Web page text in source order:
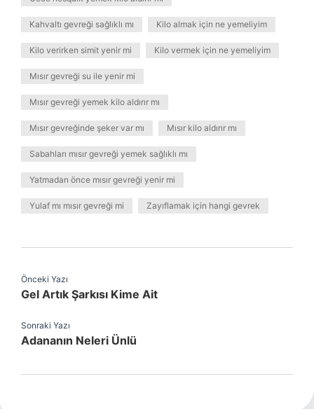
Kahvaltı gevreği sağlıklı mı Kilo almak için ne yemeliyim
Kilo verirken simit yenir mi Kilo vermek için ne yemeliyim
Mısır gevreği su ile yenir mi
Mısır gevreği yemek kilo aldırır mı
Mısır gevreğinde şeker var mı Mısır kilo aldırır mı
Sabahları mısır gevreği yemek sağlıklı mı
Yatmadan önce mısır gevreği yenir mi
Yulaf mı mısır gevreği mi Zayıflamak için hangi gevrek
Önceki Yazı
Gel Artık Şarkısı Kime Ait
Sonraki Yazı
Adananın Neleri Ünlü